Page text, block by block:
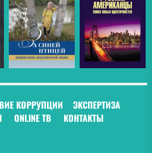
КОРРУПЦИИ ЭКСПЕРТИЗА
ONLINE ТВ КОНТАКТЫ